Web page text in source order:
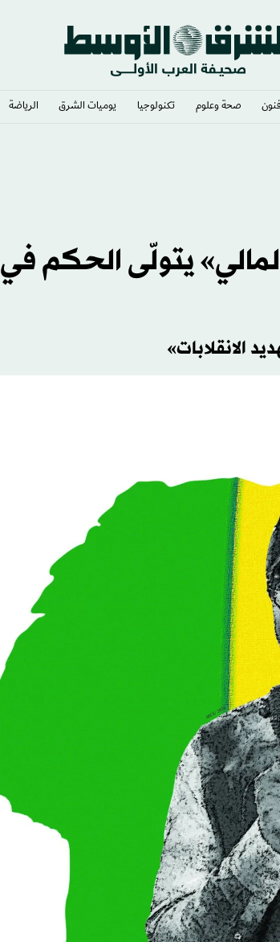
صحة وعلوم تكنولوجيا يوميات الشرق​ الرياضة
يتولّى الحكم في
الانقلابات»